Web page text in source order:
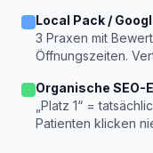
Local Pack /
3 Praxen mit
Öffnungszeiten.
Organische SEO-
„Platz 1“ =
Patienten klicken